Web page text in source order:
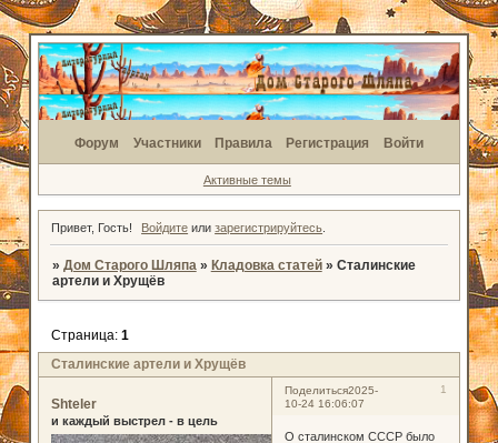
Форум Участники Правила Регистрация Войти
Активные темы
Привет, Гость! Войдите илизарегистрируйтесь
» Дом Старого Шляпа » Кладовка статей » Сталинские
артели и Хрущёв
Сталинские артели и Хрущёв
Страница: 1
Поделиться 1
2025-
10-24 16:06:07
Shteler
и каждый выстрел - в цель
О сталинском СССР было